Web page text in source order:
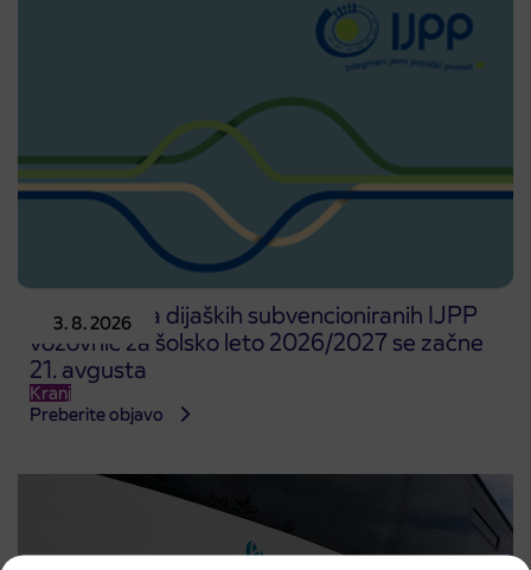
3. 8. 2026
Predprodaja dijaških subvencioniranih IJPP
vozovnic za šolsko leto 2026/2027 se začne
21. avgusta
Kranj
Preberite objavo